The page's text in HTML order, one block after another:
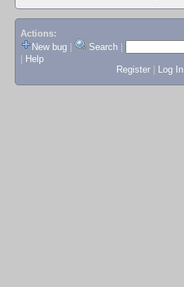
Actions:
New bug
Search
Help
Register
Log In